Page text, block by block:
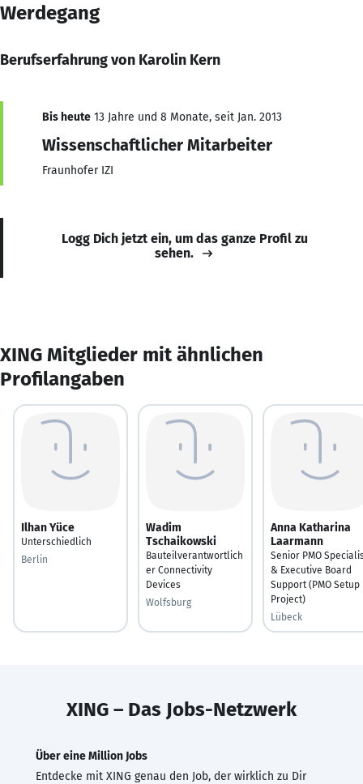
Werdegang
Berufserfahrung von Karolin Kern
Bis heute 13 Jahre und 8 Monate, seit Jan. 2013
Wissenschaftlicher Mitarbeiter
Fraunhofer IZI
Logg Dich jetzt ein, um das ganze Profil zu
sehen.
XING Mitglieder mit ähnlichen
Profilangaben
Ilhan Yüce
Unterschiedlich
Berlin
Wadim
Tschaikowski
Bauteilverantwortlich
er Connectivity
Devices
Wolfsburg
Anna Katharina
Laarmann
Senior PMO
& Executive Board
Support (PMO Setup
Project)
Lübeck
XING – Das Jobs-Netzwerk
Über eine Million Jobs
Entdecke mit XING genau den Job, der wirklich zu Dir